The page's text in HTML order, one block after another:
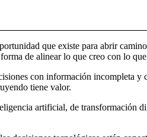
que existe para abrir
de alinear lo que creo con lo
con información incompleta
tiene valor.
artificial, de transformación